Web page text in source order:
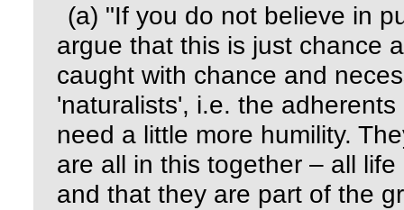
(a) "If you do not believe in
argue that this is just chance
caught with chance and
'naturalists', i.e. the
need a little more humility.
are all in this together – all
and that they are part of the